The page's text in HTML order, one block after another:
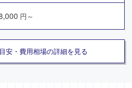
円～
安・費用相場の詳細を見る